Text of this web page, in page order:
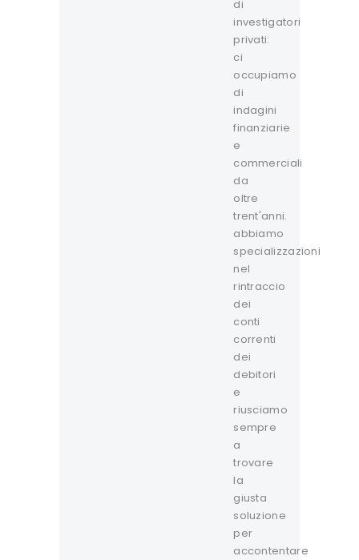
di
investigatori
privati:
ci
occupiamo
di
indagini
finanziarie
e
commerciali
da
oltre
trent'anni.
abbiamo
specializzazioni
nel
rintraccio
dei
conti
correnti
dei
debitori
e
riusciamo
sempre
a
trovare
la
giusta
soluzione
per
accontentare